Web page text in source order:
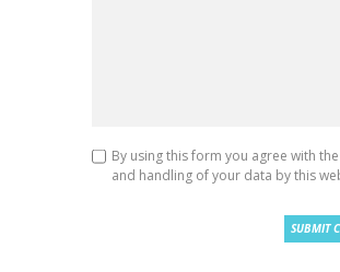
By using this form you agree with
and handling of your data by this